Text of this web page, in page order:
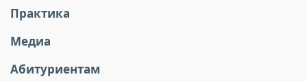
Практика
Медиа
Абитуриентам